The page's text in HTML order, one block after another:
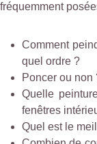
fréquemment
Comment
quel ordre ?
Poncer ou non
Quelle
fenêtres
Quel est le